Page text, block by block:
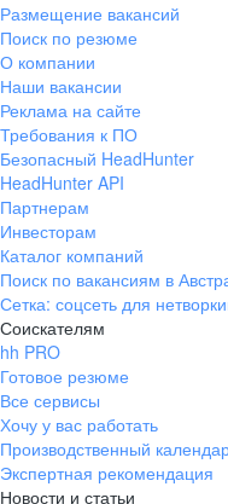
Размещение вакансий
Поиск по резюме
О компании
Наши вакансии
Реклама на сайте
Требования к ПО
Безопасный HeadHunter
HeadHunter API
Партнерам
Инвесторам
Каталог компаний
Поиск по вакансиям в
Сетка: соцсеть для
Соискателям
hh PRO
Готовое резюме
Все сервисы
Хочу у вас работать
Производственный
Экспертная рекомендация
Новости и статьи